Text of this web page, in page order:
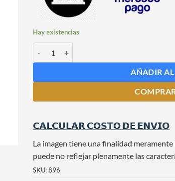
Hay existencias
AÑADIR
𝗖𝗔𝗟𝗖𝗨𝗟𝗔𝗥 𝗖𝗢𝗦𝗧𝗢 𝗗𝗘 𝗘𝗡𝗩𝗜𝗢
La imagen tiene una finalidad
puede no reflejar plenamente las
SKU:896